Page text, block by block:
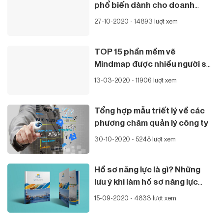
phổ biến dành cho doanh
nghiệp
27-10-2020 - 14893 lượt xem
TOP 15 phần mềm vẽ
Mindmap được nhiều người sử
dụng nhất hiện nay
13-03-2020 - 11906 lượt xem
Tổng hợp mẫu triết lý về các
phương châm quản lý công ty
30-10-2020 - 5248 lượt xem
Hồ sơ năng lực là gì? Những
lưu ý khi làm hồ sơ năng lực
công ty
15-09-2020 - 4833 lượt xem